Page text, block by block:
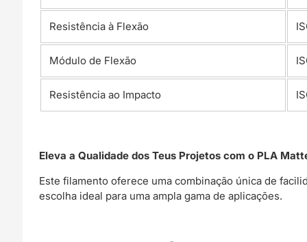
Resistência à Flexão
Módulo de Flexão
Resistência ao Impacto
Eleva a Qualidade dos Teus Projetos com o PLA
Este filamento oferece uma combinação única de
escolha ideal para uma ampla gama de aplicações.